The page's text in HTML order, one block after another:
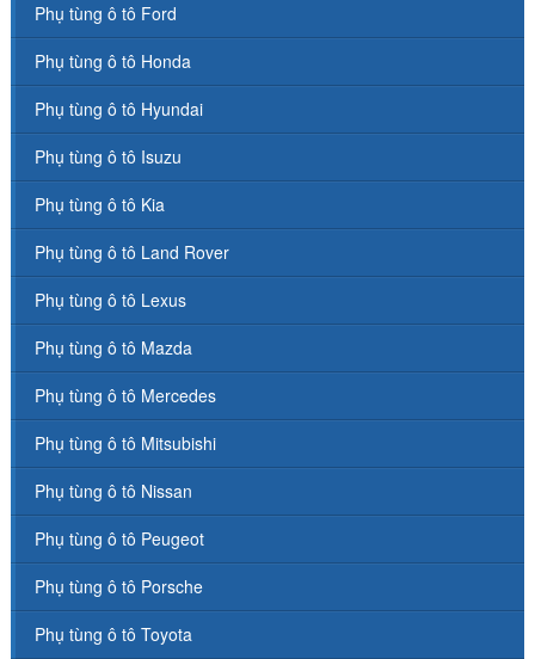
Phụ tùng ô tô Ford
Phụ tùng ô tô Honda
Phụ tùng ô tô Hyundai
Phụ tùng ô tô Isuzu
Phụ tùng ô tô Kia
Phụ tùng ô tô Land Rover
Phụ tùng ô tô Lexus
Phụ tùng ô tô Mazda
Phụ tùng ô tô Mercedes
Phụ tùng ô tô Mitsubishi
Phụ tùng ô tô Nissan
Phụ tùng ô tô Peugeot
Phụ tùng ô tô Porsche
Phụ tùng ô tô Toyota